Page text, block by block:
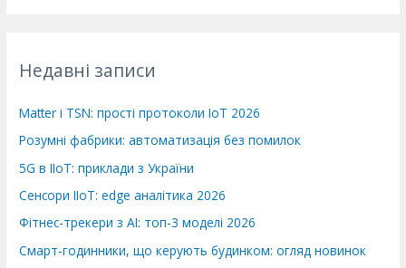
иНедавні записи
Matter і TSN: прості протоколи IoT 2026
Розумні фабрики: автоматизація без помилок
5G в IIoT: приклади з України
Сенсори IIoT: edge аналітика 2026
Фітнес-трекери з AI: топ-3 моделі 2026
Смарт-годинники, що керують будинком: огляд новинок